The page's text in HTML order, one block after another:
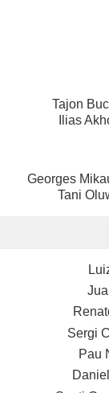
Tajon
Ilias
Georges
Tani
Sergi
Pau